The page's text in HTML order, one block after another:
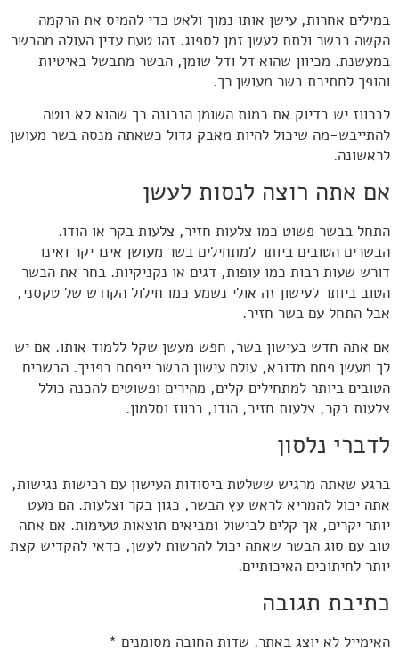
במילים אחרות, עישן אותו נמוך ולאט כדי להמיס את הרקמה
הקשה בבשר ולתת לעשן זמן לספוג. זהו טעם עדין העולה מהבשר
במעשנת. מכיוון שהוא דל ודל שומן, הבשר מתבשל באיטיות
והופך לחתיכת בשר מעושן רך.
לברווז יש בדיוק את כמות השומן הנכונה כך שהוא לא נוטה
להתייבש-מה שיכול להיות מאבק גדול כשאתה מנסה בשר מעושן
לראשונה.
אם אתה רוצה לנסות לעשן
התחל בבשר פשוט כמו צלעות חזיר, צלעות בקר או הודו.
הבשרים הטובים ביותר למתחילים בשר מעושן אינו יקר ואינו
דורש שעות רבות כמו עופות, דגים או נקניקיות. בחר את הבשר
הטוב ביותר לעישון זה אולי נשמע כמו חילול הקודש של טקסני,
אבל התחל עם בשר חזיר.
אם אתה חדש בעישון בשר, חפש מעשן שקל ללמוד אותו. אם יש
לך מעשן פחם מדוכא, עולם עישון הבשר ייפתח בפניך. הבשרים
הטובים ביותר למתחילים קלים, מהירים ופשוטים להכנה כולל
צלעות בקר, צלעות חזיר, הודו, ברווז וסלמון.
לדברי נלסון
ברגע שאתה מרגיש ששלטת ביסודות העישון עם רכישות נגישות,
אתה יכול להמריא לראש עץ הבשר, כגון בקר וצלעות. הם מעט
יותר יקרים, אך קלים לבישול ומביאים תוצאות טעימות. אם אתה
טוב עם סוג הבשר שאתה יכול להרשות לעשן, כדאי להקדיש קצת
יותר לחיתוכים האיכותיים.
כתיבת תגובה
האימייל לא יוצג באתר. שדות החובה מסומנים *